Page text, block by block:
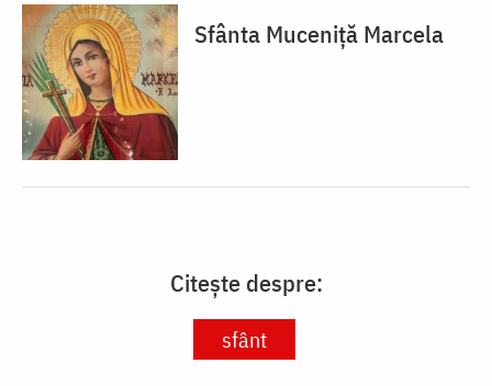
Sfânta Muceniță Marcela
Citește despre:
sfânt